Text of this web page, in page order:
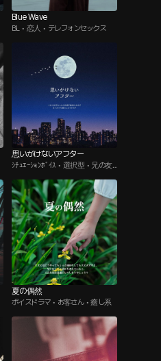
Blue Wave
BL • 恋人 • テレフォンセックス
思いがけないアフター
ｼﾁｭｴｰｼｮﾝﾎﾞｲｽ • 選択型 • 兄の友
夏の偶然
ボイスドラマ • お客さん • 癒し系